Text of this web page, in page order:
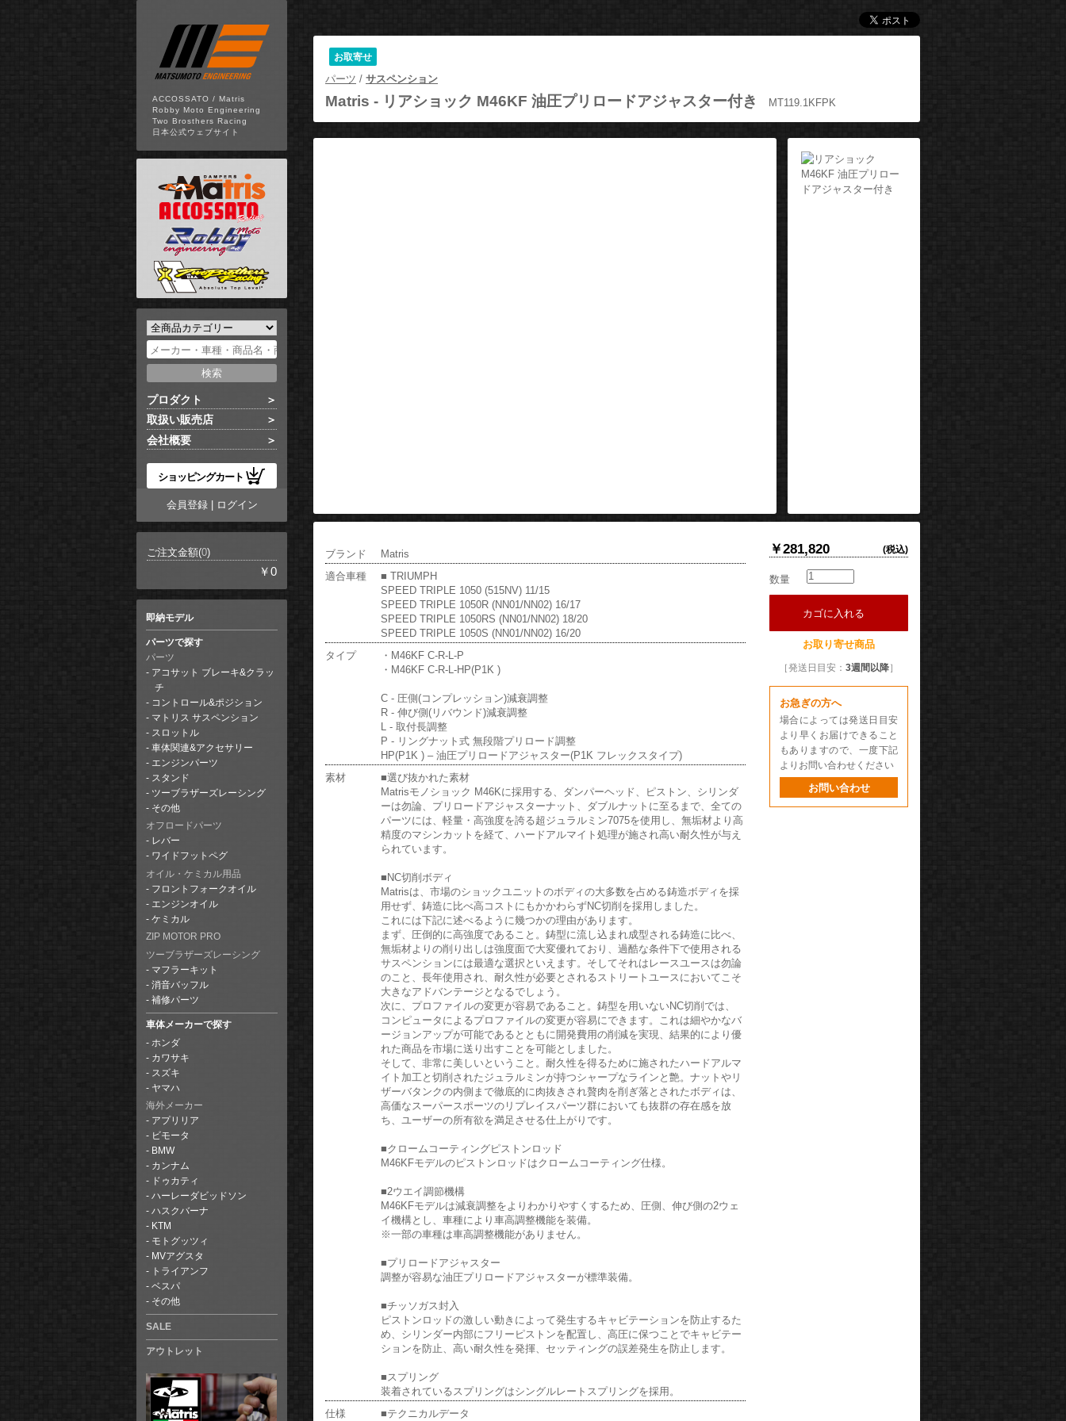
ACCOSSATO / Matris
Robby Moto Engineering
Two Brosthers Racing
日本公式ウェブサイト
プロダクト
取扱い販売店
会社概要
ショッピングカート
会員登録| ログイン
ご注文金額(0)
￥0
即納モデル
パーツで探す
パーツ
アコサット ブレーキ&クラッ
チ
コントロール&ポジション
マトリス サスペンション
スロットル
車体関連&アクセサリー
エンジンパーツ
スタンド
ツーブラザーズレーシング
その他
オフロードパーツ
レバー
ワイドフットペグ
オイル・ケミカル用品
フロントフォークオイル
エンジンオイル
ケミカル
ZIP MOTOR PRO
ツーブラザーズレーシング
マフラーキット
消音バッフル
補修パーツ
車体メーカーで探す
ホンダ
カワサキ
スズキ
ヤマハ
海外メーカー
アプリリア
ビモータ
BMW
カンナム
ドゥカティ
ハーレーダビッドソン
ハスクバーナ
KTM
モトグッツィ
MVアグスタ
トライアンフ
ベスパ
その他
SALE
アウトレット
お取寄せ
パーツ / サスペンション
Matris - リアショック M46KF 油圧プリロードアジャスター付き MT119.1KFPK
￥281,820 (税込)
数量
カゴに入れる
お取り寄せ商品
［発送日目安： 3週間以降］
お急ぎの方へ
場合によっては発送日目安
より早くお届けできること
もありますので、一度下記
よりお問い合わせください
お問い合わせ
ブランド
Matris
適合車種
■ TRIUMPH
SPEED TRIPLE 1050 (515NV) 11/15
SPEED TRIPLE 1050R (NN01/NN02) 16/17
SPEED TRIPLE 1050RS (NN01/NN02) 18/20
SPEED TRIPLE 1050S (NN01/NN02) 16/20
タイプ
・M46KF C-R-L-P
・M46KF C-R-L-HP(P1K )
C - 圧側(コンプレッション)減衰調整
R - 伸び側(リバウンド)減衰調整
L - 取付長調整
P - リングナット式 無段階プリロード調整
HP(P1K ) – 油圧プリロードアジャスター(P1K フレックスタイプ)
素材
■選び抜かれた素材
Matrisモノショック M46Kに採用する、ダンパーヘッド、ピストン、シリンダ
ーは勿論、プリロードアジャスターナット、ダブルナットに至るまで、全ての
パーツには、軽量・高強度を誇る超ジュラルミン7075を使用し、無垢材より高
精度のマシンカットを経て、ハードアルマイト処理が施され高い耐久性が与え
られています。
■NC切削ボディ
Matrisは、市場のショックユニットのボディの大多数を占める鋳造ボディを採
用せず、鋳造に比べ高コストにもかかわらずNC切削を採用しました。
これには下記に述べるように幾つかの理由があります。
まず、圧倒的に高強度であること。鋳型に流し込まれ成型される鋳造に比べ、
無垢材よりの削り出しは強度面で大変優れており、過酷な条件下で使用される
サスペンションには最適な選択といえます。そしてそれはレースユースは勿論
のこと、長年使用され、耐久性が必要とされるストリートユースにおいてこそ
大きなアドバンテージとなるでしょう。
次に、プロファイルの変更が容易であること。鋳型を用いないNC切削では、
コンピュータによるプロファイルの変更が容易にできます。これは細やかなバ
ージョンアップが可能であるとともに開発費用の削減を実現、結果的により優
れた商品を市場に送り出すことを可能としました。
そして、非常に美しいということ。耐久性を得るために施されたハードアルマ
イト加工と切削されたジュラルミンが持つシャープなラインと艶。ナットやリ
ザーバタンクの内側まで徹底的に肉抜きされ贅肉を削ぎ落とされたボディは、
高価なスーパースポーツのリプレイスパーツ群においても抜群の存在感を放
ち、ユーザーの所有欲を満足させる仕上がりです。
■クロームコーティングピストンロッド
M46KFモデルのピストンロッドはクロームコーティング仕様。
■2ウエイ調節機構
M46KFモデルは減衰調整をよりわかりやすくするため、圧側、伸び側の2ウェ
イ機構とし、車種により車高調整機能を装備。
※一部の車種は車高調整機能がありません。
■プリロードアジャスター
調整が容易な油圧プリロードアジャスターが標準装備。
■チッソガス封入
ピストンロッドの激しい動きによって発生するキャビテーションを防止するた
め、シリンダー内部にフリーピストンを配置し、高圧に保つことでキャビテー
ションを防止、高い耐久性を発揮、セッティングの誤差発生を防止します。
■スプリング
装着されているスプリングはシングルレートスプリングを採用。
仕様
■テクニカルデータ